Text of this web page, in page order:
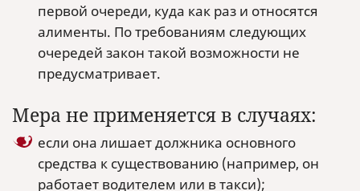
первой очереди, куда как раз и относятся
алименты. По требованиям следующих
очередей закон такой возможности не
предусматривает.
Мера не применяется в случаях:
если она лишает должника основного
средства к существованию (например, он
работает водителем или в такси);